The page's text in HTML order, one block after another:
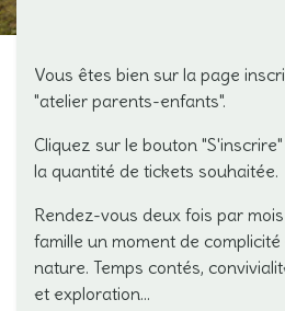
Vous êtes bien sur la page
"atelier parents-enfants".
Cliquez sur le bouton
la quantité de tickets souhaitée.
Rendez-vous deux fois par
famille un moment de
nature. Temps contés,
et exploration...